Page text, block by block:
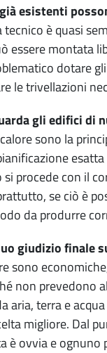
esistenti
è quasi
essere montata
dotare
le trivellazioni
gli edifici di
sono la
si procede con il
se ciò è
da produrre
giudizio finale
sono
non prevedono
aria, terra e
migliore. Dal
è ovvia e